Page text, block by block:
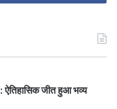
जीत हुआ भव्य